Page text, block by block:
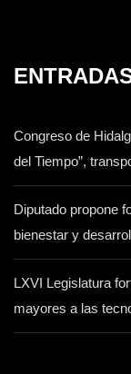
Congreso de
del Tiempo”,
Diputado propone
bienestar y
LXVI Legislatura
mayores a las